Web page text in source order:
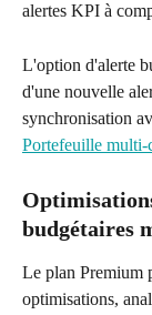
alertes KPI à
L'option d'alerte
d'une nouvelle
synchronisation
Portefeuille multi-
budgétaires
Le plan Premium
optimisations,